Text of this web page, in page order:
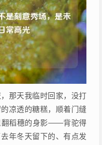
那天我临时回家，没打
凉透的糖糕，顺着门缝
翻稻穗的身影——背驼得
年冬天留下的、有点发